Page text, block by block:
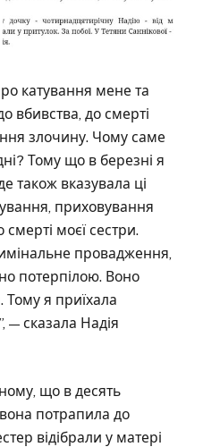
катування мене та
вбивства, до смерті
злочину. Чому саме
Тому що в березні я
також вказувала ці
приховування
моєї сестри.
провадження,
потерпілою. Воно
Тому я приїхала
— сказала Надія
що в десять
потрапила до
відібрали у матері